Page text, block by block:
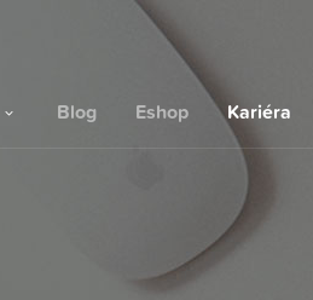
Blog Eshop Kariéra